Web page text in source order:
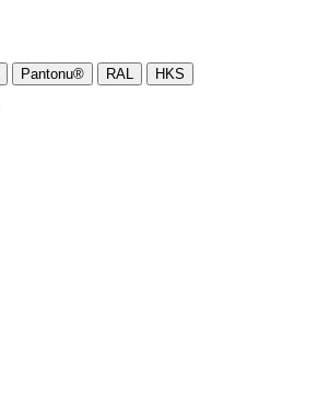
Pantonu® RAL HKS